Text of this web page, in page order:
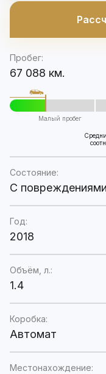
Пробег:
67 088 км.
Малый пробег
Состояние:
C повреждениями
Год:
2018
Объём, л.:
1.4
Коробка:
Автомат
Местонахождение: